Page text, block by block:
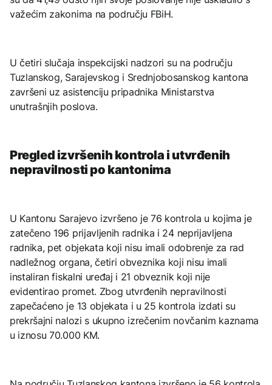
važećim zakonima na području FBiH.
U četiri slučaja inspekcijski nadzori su na području
Tuzlanskog, Sarajevskog i Srednjobosanskog kantona
završeni uz asistenciju pripadnika Ministarstva
unutrašnjih poslova.
Pregled izvršenih kontrola i utvrđenih
nepravilnosti po kantonima
U Kantonu Sarajevo izvršeno je 76 kontrola u kojima je
zatečeno 196 prijavljenih radnika i 24 neprijavljena
radnika, pet objekata koji nisu imali odobrenje za rad
nadležnog organa, četiri obveznika koji nisu imali
instaliran fiskalni uređaj i 21 obveznik koji nije
evidentirao promet. Zbog utvrđenih nepravilnosti
zapečaćeno je 13 objekata i u 25 kontrola izdati su
prekršajni nalozi s ukupno izrečenim novčanim kaznama
u iznosu 70.000 KM.